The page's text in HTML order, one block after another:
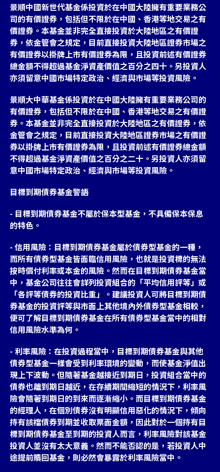
景順中國新世代基金係投資於在中國大陸擁有重要業務公
司的有價證券，包括但不限於在中國、香港等地交易之有
價證券。本基金並非完全直接投資於大陸地區之有價證
券，依金管會之規定，目前直接投資大陸地區證券市場之
有價證券以掛牌上市有價證券為限，且投資前述有價證券
總金額不得超過基金淨資產價值之百分之四十。另投資人
亦須留意中國市場特定政治、經濟與市場等投資風險。
景順大中華基金係投資於在中國大陸擁有重要業務公司的
有價證券，包括但不限於在中國、香港等地交易之有價證
券。本基金並非完全直接投資於大陸地區之有價證券，依
金管會之規定，目前直接投資大陸地區證券市場之有價證
券以掛牌上市有價證券為限，且投資前述有價證券總金額
不得超過基金淨資產價值之百分之二十。另投資人亦須留
意中國市場特定政治、經濟與市場等投資風險。
目標到期債券基金警語
- 目標到期債券基金不屬於保本型基金，不具備保本保息
的特色。
- 信用風險：目標到期債券基金屬於債券型基金的一種，
而所有債券型基金皆面臨信用風險，也就是投資標的無法
按時償付利率或本金的風險。然而在目標到期債券基金當
中，基金公司往往會詳列投資組合的「平均信用評等」或
「各評等債券的投資比重」。建議投資人可將目標到期債
券基金的投資評等與市面上其他境內外債券型基金相較，
便可了解目標到期債券基金在所有債券型基金當中的相對
信用風險水準為何。
- 利率風險：在投資過程當中，目標到期債券基金與其他
債券型基金一樣會受到利率環境的變動，而使基金淨值出
現上下波動。但隨著基金越接近到期日，投資組合當中的
債券也離到期日越近，在存續期間縮短的情況下，利率風
險會隨著到期日的到來而逐漸縮小。而目標到期債券基金
的經理人，在個別債券沒有明顯信用惡化的情況下，傾向
持有該檔債券到期並收取票面金額，因此對於一個持有目
標到期債券基金至到期的投資人而言，利率風險對該基金
投資人並沒有太大意義。然而不能否認的是，若投資人中
途提前贖回基金，則必然會暴露於利率風險當中。